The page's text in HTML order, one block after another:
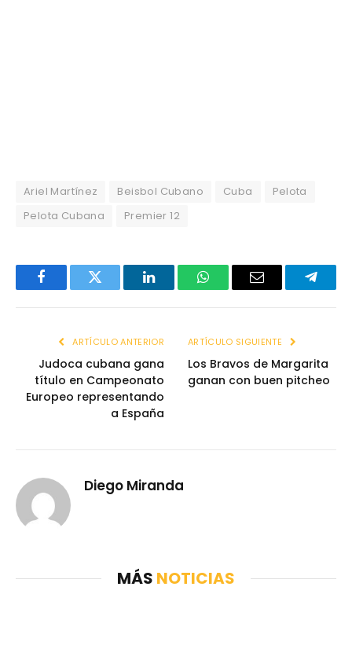
Ariel Martínez Beisbol Cubano Cuba
Pelota
Pelota Cubana
Premier 12
FacebookTwitter LinkedInWhatsAppEmail
ARTÍCULO ANTERIOR
Judoca cubana gana
título en Campeonato
Europeo representando
a España
ARTÍCULO SIGUIENTE
Los Bravos de Margarita
ganan con buen pitcheo
Diego Miranda
MÁS NOTICIAS